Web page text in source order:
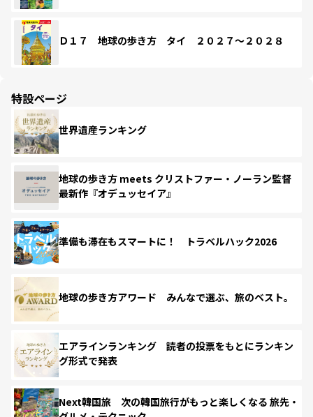
Ｄ１７ 地球の歩き方 タイ ２０２７～２０２８
特設ページ
世界遺産ランキング
地球の歩き方 meets クリストファー・ノーラン監督
最新作『オデュッセイア』
準備も滞在もスマートに！ トラベルハック2026
地球の歩き方アワード みんなで選ぶ、旅のベスト。
エアラインランキング 読者の投票をもとにランキン
グ形式で発表
Next韓国旅 次の韓国旅行がもっと楽しくなる 旅先・